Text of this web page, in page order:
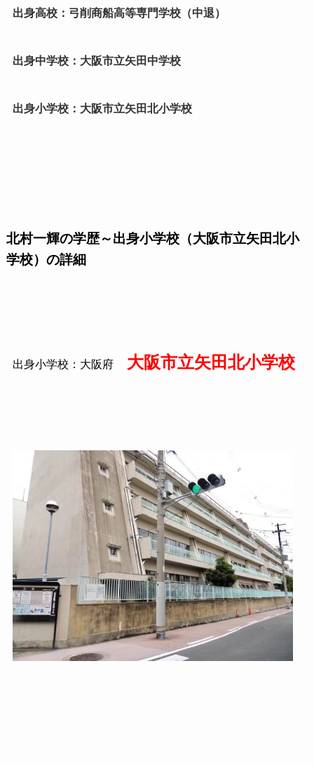
出身高校：弓削商船高等専門学校（中退）
出身中学校：大阪市立矢田中学校
出身小学校：大阪市立矢田北小学校
北村一輝の学歴～出身小学校（大阪市立矢田北小
学校）の詳細
出身小学校：大阪府 大阪市立矢田北小学校